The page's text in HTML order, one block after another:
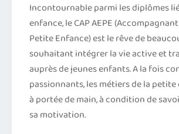
Incontournable parmi les diplômes
enfance, le CAP AEPE
Petite Enfance) est le rêve de
souhaitant intégrer la vie active et
auprès de jeunes enfants. A la fois
passionnants, les métiers de la
à portée de main, à condition de
sa motivation.